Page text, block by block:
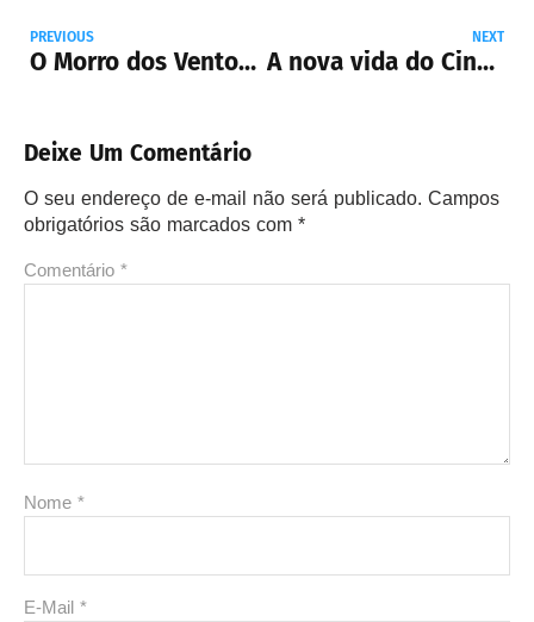
PREVIOUS
O Morro dos Ventos Uivantes | Filme é descrito como ‘sedutor’ e ‘hipnótico’ em primeiras críticas
NEXT
A nova vida do Cine Copan
Deixe Um Comentário
O seu endereço de e-mail não será publicado. Campos
obrigatórios são marcados com *
Comentário *
Nome *
E-Mail *